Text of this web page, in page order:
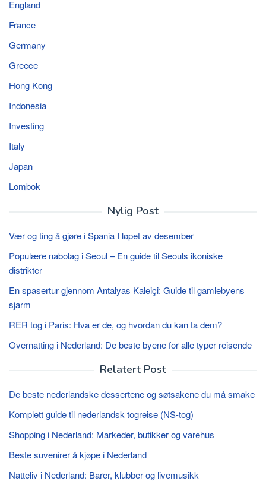
England
France
Germany
Greece
Hong Kong
Indonesia
Investing
Italy
Japan
Lombok
Nylig Post
Vær og ting å gjøre i Spania I løpet av desember
Populære nabolag i Seoul – En guide til Seouls ikoniske
distrikter
En spasertur gjennom Antalyas Kaleiçi: Guide til gamlebyens
sjarm
RER tog i Paris: Hva er de, og hvordan du kan ta dem?
Overnatting i Nederland: De beste byene for alle typer reisende
Relatert Post
De beste nederlandske dessertene og søtsakene du må smake
Komplett guide til nederlandsk togreise (NS-tog)
Shopping i Nederland: Markeder, butikker og varehus
Beste suvenirer å kjøpe i Nederland
Natteliv i Nederland: Barer, klubber og livemusikk